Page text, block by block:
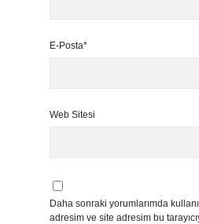
E-Posta*
Web Sitesi
Daha sonraki yorumlarımda
adresim ve site adresim bu